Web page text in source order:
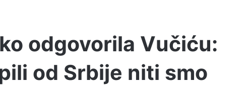
odgovorila Vučiću:
od Srbije niti smo